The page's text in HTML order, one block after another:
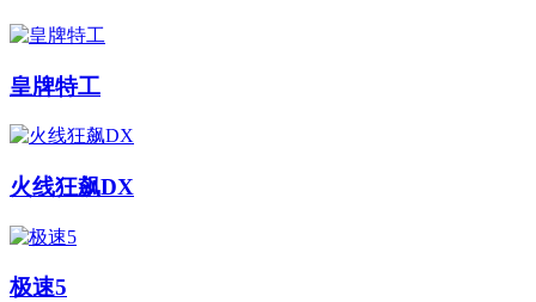
皇牌特工
火线狂飙DX
极速5